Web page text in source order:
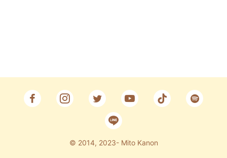
© 2014, 2023- Mito Kanon